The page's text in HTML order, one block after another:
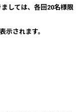
しては、各回20名様限
示されます。